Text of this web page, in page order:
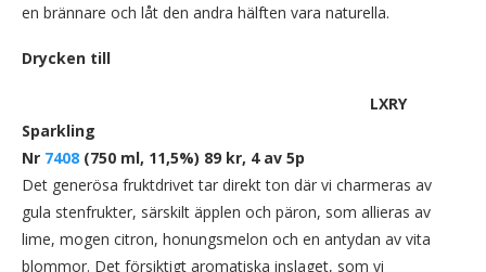
en brännare och låt den andra hälften vara naturella.
Drycken till
LXRY
Sparkling
Nr 7408 (750 ml, 11,5%) 89 kr, 4 av 5p
Det generösa fruktdrivet tar direkt ton där vi charmeras av
gula stenfrukter, särskilt äpplen och päron, som allieras av
lime, mogen citron, honungsmelon och en antydan av vita
blommor. Det försiktigt aromatiska inslaget, som vi